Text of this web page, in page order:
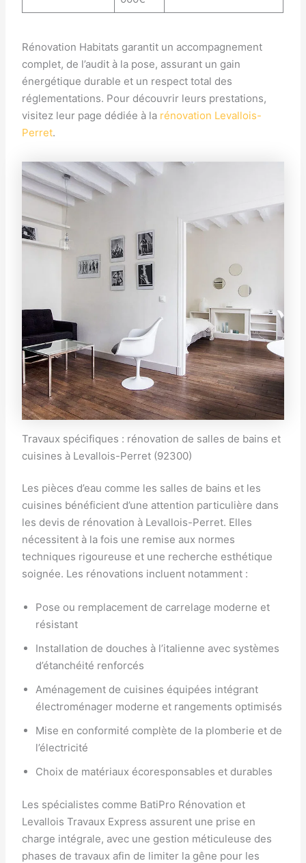
Rénovation Habitats garantit un accompagnement
complet, de l’audit à la pose, assurant un gain
énergétique durable et un respect total des
réglementations. Pour découvrir leurs prestations,
visitez leur page dédiée à la rénovation Levallois-
Perret.
Travaux spécifiques : rénovation de salles de bains et
cuisines à Levallois-Perret (92300)
Les pièces d’eau comme les salles de bains et les
cuisines bénéficient d’une attention particulière dans
les devis de rénovation à Levallois-Perret. Elles
nécessitent à la fois une remise aux normes
techniques rigoureuse et une recherche esthétique
soignée. Les rénovations incluent notamment :
Pose ou remplacement de carrelage moderne et
résistant
Installation de douches à l’italienne avec systèmes
d’étanchéité renforcés
Aménagement de cuisines équipées intégrant
électroménager moderne et rangements optimisés
Mise en conformité complète de la plomberie et de
l’électricité
Choix de matériaux écoresponsables et durables
Les spécialistes comme BatiPro Rénovation et
Levallois Travaux Express assurent une prise en
charge intégrale, avec une gestion méticuleuse des
phases de travaux afin de limiter la gêne pour les